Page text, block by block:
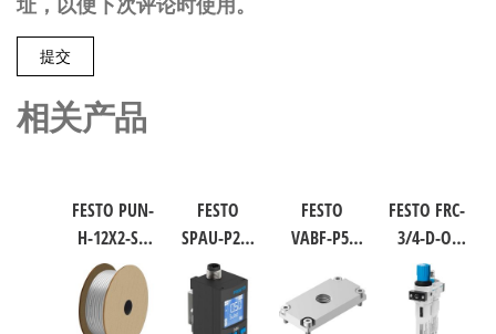
相关产品
FESTO PUN-
H-12X2-SI-
200 聚氨酯
气动软管
符合ISO
FESTO
SPAU-P2R-
W-G18FD-L-
PNLK-
PNVBA-M8U
FESTO
VABF-P5-
软启动阀
8021860
FESTO FRC-
3/4-D-O-
MAXI 过滤
减压阀润
滑器组合